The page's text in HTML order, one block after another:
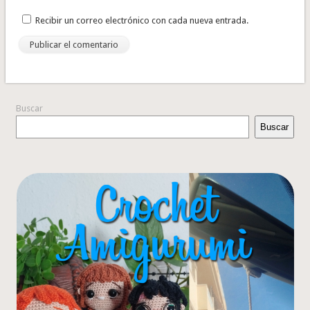
Recibir un correo electrónico con cada nueva entrada.
Buscar
Buscar